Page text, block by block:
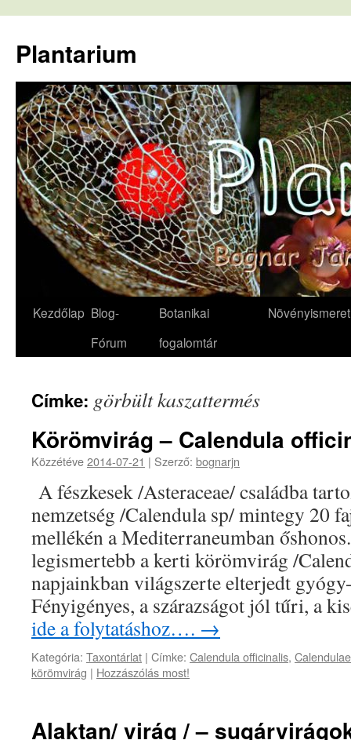
tartalomba
Plantarium
Kezdőlap Blog-
Fórum
Botanikai
fogalomtár
Növényismeret
Címke: görbült kaszattermés
Körömvirág – Calendula
Közzétéve2014-07-21 | Szerző: bognarjn
A fészkesek /Asteraceae/ családba
nemzetség /Calendula sp/ mintegy 20
mellékén a Mediterraneumban
legismertebb a kerti körömvirág /
napjainkban világszerte elterjedt
Fényigényes, a szárazságot jól tűri, a
ide a folytatáshoz…. →
Kategória: Taxontárlat | Címke: Calendula officinalis,
körömvirág | Hozzászólás most!
Alaktan/ virág / –